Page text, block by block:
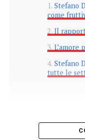
Stefano
come
Il
L’amore
Stefano
tutte le